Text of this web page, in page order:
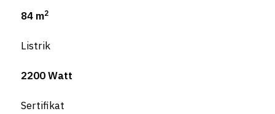
84 m2
Listrik
2200 Watt
Sertifikat